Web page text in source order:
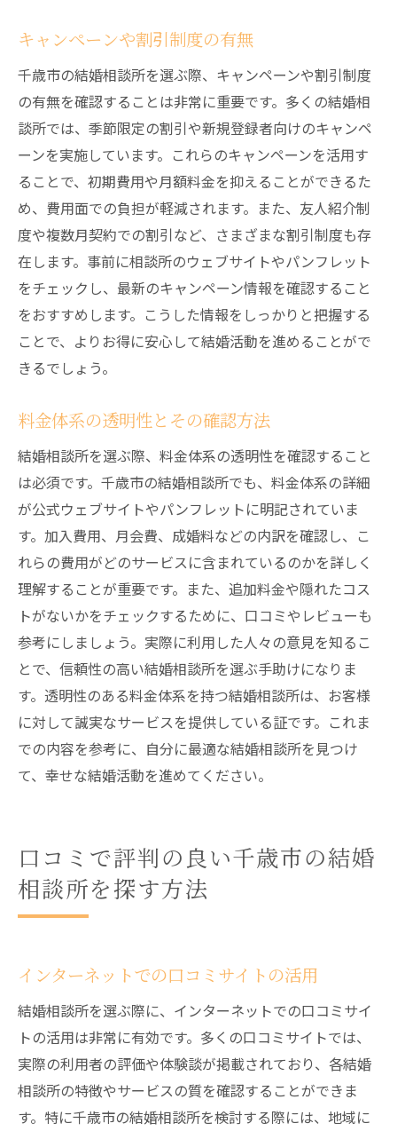
キャンペーンや割引制度の有無
千歳市の結婚相談所を選ぶ際、キャンペーンや割引制度
の有無を確認することは非常に重要です。多くの結婚相
談所では、季節限定の割引や新規登録者向けのキャンペ
ーンを実施しています。これらのキャンペーンを活用す
ることで、初期費用や月額料金を抑えることができるた
め、費用面での負担が軽減されます。また、友人紹介制
度や複数月契約での割引など、さまざまな割引制度も存
在します。事前に相談所のウェブサイトやパンフレット
をチェックし、最新のキャンペーン情報を確認すること
をおすすめします。こうした情報をしっかりと把握する
ことで、よりお得に安心して結婚活動を進めることがで
きるでしょう。
料金体系の透明性とその確認方法
結婚相談所を選ぶ際、料金体系の透明性を確認すること
は必須です。千歳市の結婚相談所でも、料金体系の詳細
が公式ウェブサイトやパンフレットに明記されていま
す。加入費用、月会費、成婚料などの内訳を確認し、こ
れらの費用がどのサービスに含まれているのかを詳しく
理解することが重要です。また、追加料金や隠れたコス
トがないかをチェックするために、口コミやレビューも
参考にしましょう。実際に利用した人々の意見を知るこ
とで、信頼性の高い結婚相談所を選ぶ手助けになりま
す。透明性のある料金体系を持つ結婚相談所は、お客様
に対して誠実なサービスを提供している証です。これま
での内容を参考に、自分に最適な結婚相談所を見つけ
て、幸せな結婚活動を進めてください。
口コミで評判の良い千歳市の結婚
相談所を探す方法
インターネットでの口コミサイトの活用
結婚相談所を選ぶ際に、インターネットでの口コミサイ
トの活用は非常に有効です。多くの口コミサイトでは、
実際の利用者の評価や体験談が掲載されており、各結婚
相談所の特徴やサービスの質を確認することができま
す。特に千歳市の結婚相談所を検討する際には、地域に